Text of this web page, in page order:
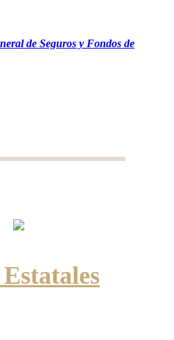
de Seguros y Fondos de